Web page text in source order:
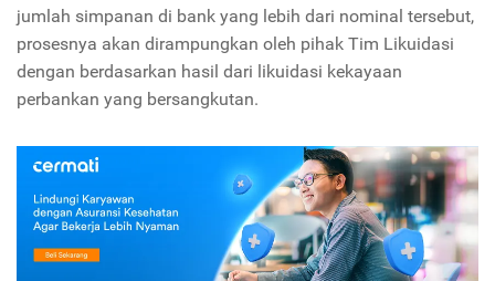
jumlah simpanan di bank yang lebih dari nominal tersebut,
prosesnya akan dirampungkan oleh pihak Tim Likuidasi
dengan berdasarkan hasil dari likuidasi kekayaan
perbankan yang bersangkutan.